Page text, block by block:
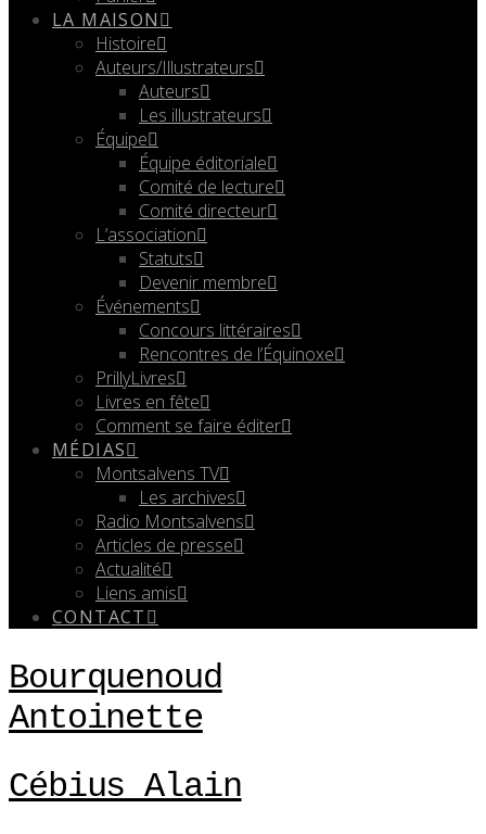
LA MAISON
Histoire
Auteurs/Illustrateurs
Auteurs
Les illustrateurs
Équipe
Équipe éditoriale
Comité de lecture
Comité directeur
L’association
Statuts
Devenir membre
Événements
Concours littéraires
Rencontres de l’Équinoxe
PrillyLivres
Livres en fête
Comment se faire éditer
MÉDIAS
Montsalvens TV
Les archives
Radio Montsalvens
Articles de presse
Actualité
Liens amis
CONTACT
Bourquenoud
Antoinette
Cébius Alain